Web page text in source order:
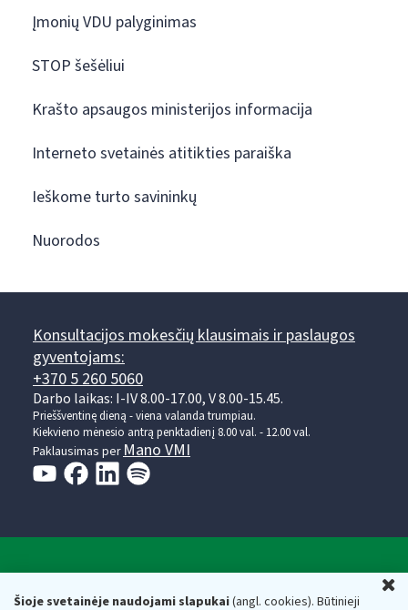
Šioje svetainėje naudojami slapukai(angl. cookies). Būtinieji
Įmonių VDU palyginimas
STOP šešėliui
Krašto apsaugos ministerijos informacija
Interneto svetainės atitikties paraiška
Ieškome turto savininkų
Nuorodos
Konsultacijos mokesčių klausimais ir paslaugos
gyventojams:
+370 5 260 5060
Darbo laikas: I-IV 8.00-17.00, V 8.00-15.45.
Prieššventinę dieną - viena valanda trumpiau.
Kiekvieno mėnesio antrą penktadienį 8.00 val. - 12.00 val.
Paklausimas per Mano VMI
Respublikos finansų ministerijos